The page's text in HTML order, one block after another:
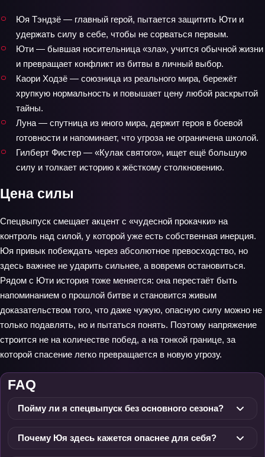
Юя Тэндзё — главный герой, пытается защитить Юти и
удержать силу в себе, чтобы не сорваться первым.
Юти — бывшая носительница «зла», учится обычной жизни
и превращает конфликт из битвы в личный выбор.
Каори Ходзё — союзница из реального мира, бережёт
хрупкую нормальность и повышает цену любой раскрытой
тайны.
Луна — спутница из иного мира, держит героя в боевой
готовности и напоминает, что угроза не ограничена школой.
Гилберт Фистер — «Кулак святого», ищет ещё большую
силу и толкает историю к жёсткому столкновению.
Цена силы
Спецвыпуск смещает акцент с «чудесной прокачки» на
контроль над силой, у которой уже есть собственная инерция.
Юя привык побеждать через абсолютное превосходство, но
здесь важнее не ударить сильнее, а вовремя остановиться.
Рядом с Юти история тоже меняется: она перестаёт быть
напоминанием о прошлой битве и становится живым
доказательством того, что даже чужую, опасную силу можно не
только подавлять, но и пытаться понять. Поэтому напряжение
строится не на количестве побед, а на тонкой границе, за
которой спасение легко превращается в новую угрозу.
FAQ
Пойму ли я спецвыпуск без основного сезона?
Почему Юя здесь кажется опаснее для себя?